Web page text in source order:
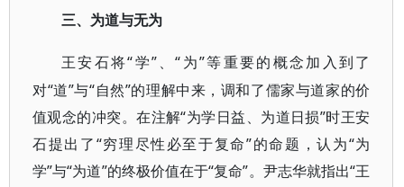
三、为道与无为
王安石将“学”、“为”等重要的概念加入到了
对“道”与“自然”的理解中来，调和了儒家与道家的价
值观念的冲突。在注解“为学日益、为道日损”时王安
石提出了“穷理尽性必至于复命”的命题，认为“为
学”与“为道”的终极价值在于“复命”。尹志华就指出“王